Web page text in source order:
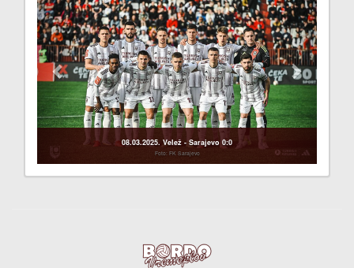
08.03.2025. Velež - Sarajevo 0:0
Foto: FK Sarajevo